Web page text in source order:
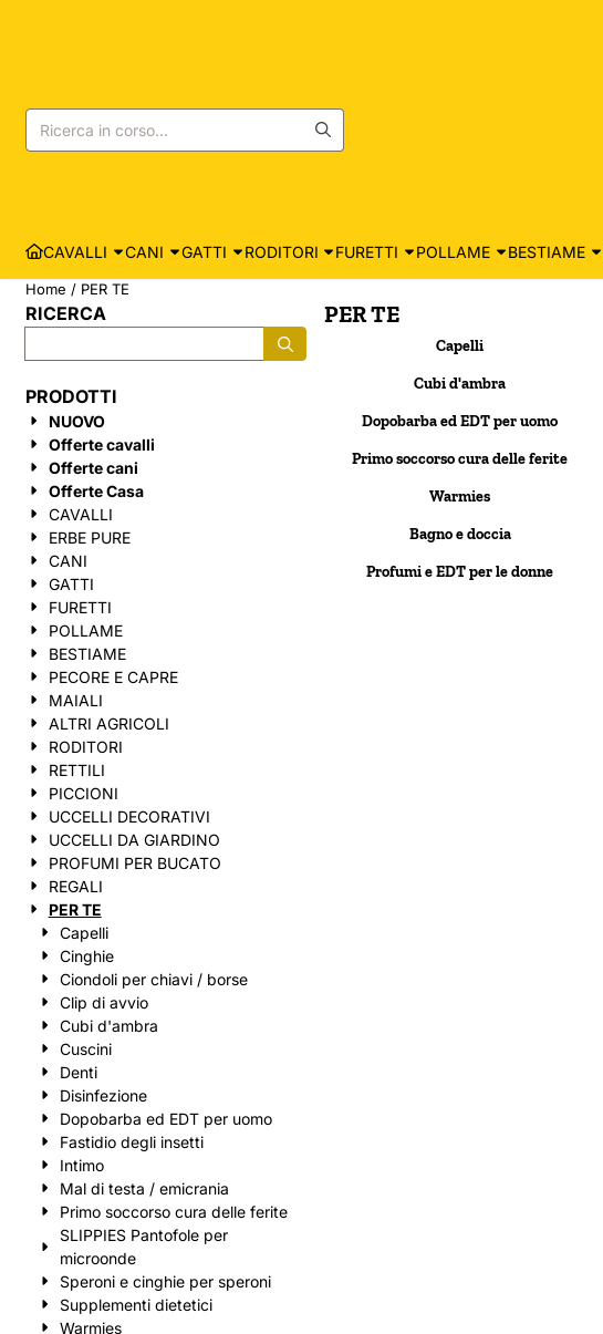
Cerca
CAVALLI CANI GATTI RODITORI FURETTI POLLAME BESTIAME
Home / PER TE
RICERCA
PRODOTTI
NUOVO
Offerte cavalli
Offerte cani
Offerte Casa
CAVALLI
ERBE PURE
CANI
GATTI
FURETTI
POLLAME
BESTIAME
PECORE E CAPRE
MAIALI
ALTRI AGRICOLI
RODITORI
RETTILI
PICCIONI
UCCELLI DECORATIVI
UCCELLI DA GIARDINO
PROFUMI PER BUCATO
REGALI
PER TE
Capelli
Cinghie
Ciondoli per chiavi / borse
Clip di avvio
Cubi d'ambra
Cuscini
Denti
Disinfezione
Dopobarba ed EDT per uomo
Fastidio degli insetti
Intimo
Mal di testa / emicrania
Primo soccorso cura delle ferite
SLIPPIES Pantofole per
microonde
Speroni e cinghie per speroni
Supplementi dietetici
Warmies
PER TE
Capelli
Cubi d'ambra
Dopobarba ed EDT per uomo
Primo soccorso cura delle ferite
Warmies
Bagno e doccia
Profumi e EDT per le donne